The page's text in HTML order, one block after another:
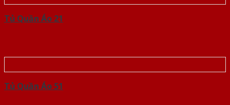
Tủ Quần Áo 21
Tủ Quần Áo 51